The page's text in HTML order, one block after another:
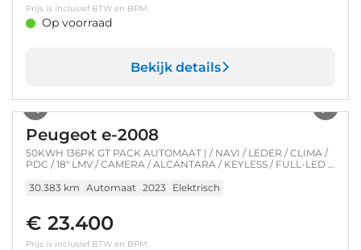
Prijs is inclusief BTW en BPM.
Op voorraad
Bekijk details
Peugeot e-2008
50KWH 136PK GT PACK AUTOMAAT | / NAVI / LEDER / CLIMA /
PDC / 18" LMV / CAMERA / ALCANTARA / KEYLESS / FULL-LED /
30.383 km Automaat 2023 Elektrisch
€ 23.400
Prijs is inclusief BTW en BPM.